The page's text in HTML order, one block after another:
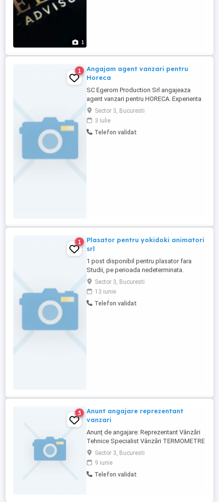
1
1
Angajam agent vanzari pentru
Horeca
SC Egerom Production Srl angajeaza
agent vanzari pentru HORECA. Experienta
minim 2 ani in vanzari Permis de
conducere categoria B Nivel studii:
absolvent minim studii medii Salariu
atractiv Cv la:
Sector 3, Bucuresti
3 iulie
Telefon validat
1
Plasator pentru yokidoki animatori
srl
1 post disponibil pentru plasator fara
Studii, pe perioada nedeterminata.
Cerinte: persoane ce vor un loc de munca
stabil si pe termen lung, persoane
serioase cu dorinta de munca. Angajarea
se va face pe baza CV care se va trimite la
Sector 3, Bucuresti
13 iunie
Telefon validat
3
Anunt angajare reprezentant
vanzari
Anunț de angajare: Reprezentant Vânzări
Tehnice Specialist Vânzări TERMOMETRE
HIGROMETRU TERMODENSIMETRE
DENSIMETRE PRESIUNE DIFERENȚIALĂ
Firma noastră cu experiență îndelungată în
domeniu,își extinde echipa! Căutăm un
Sector 3, Bucuresti
9 iunie
Telefon validat